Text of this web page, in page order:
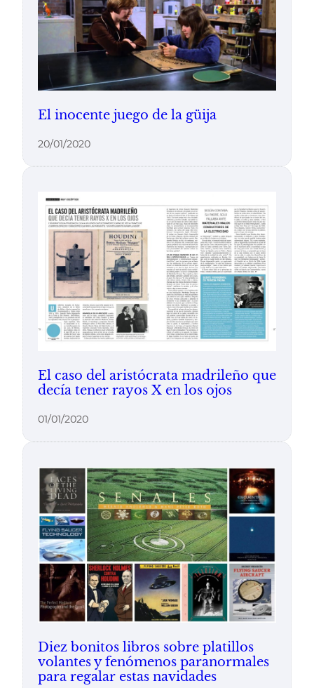
El inocente juego de la güija
20/01/2020
El caso del aristócrata madrileño que
decía tener rayos X en los ojos
01/01/2020
Diez bonitos libros sobre platillos
volantes y fenómenos paranormales
para regalar estas navidades